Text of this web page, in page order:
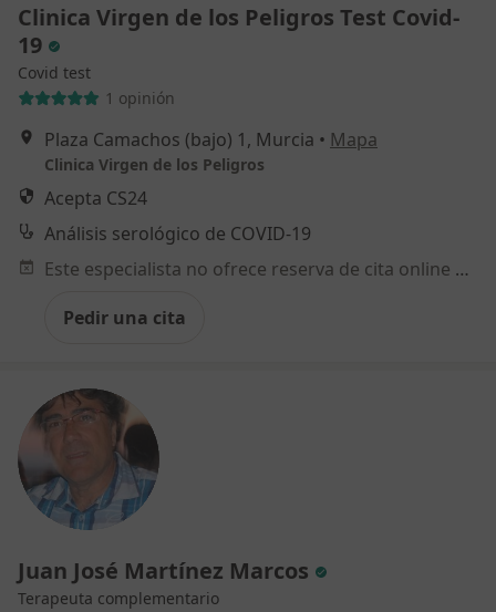
Clinica Virgen de los Peligros Test Covid-
19
Covid test
1 opinión
Plaza Camachos (bajo) 1, Murcia • Mapa
Clinica Virgen de los Peligros
Acepta CS24
Análisis serológico de COVID-19
Este especialista no ofrece reserva de cita online en esta dirección.
Pedir una cita
Juan José Martínez Marcos
Terapeuta complementario